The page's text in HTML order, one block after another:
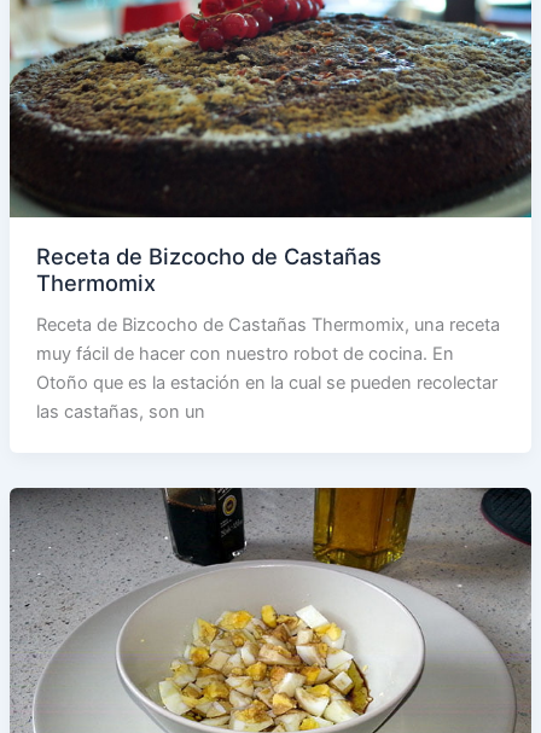
Receta de Bizcocho de Castañas
Thermomix
Receta de Bizcocho de Castañas Thermomix, una receta
muy fácil de hacer con nuestro robot de cocina. En
Otoño que es la estación en la cual se pueden recolectar
las castañas, son un